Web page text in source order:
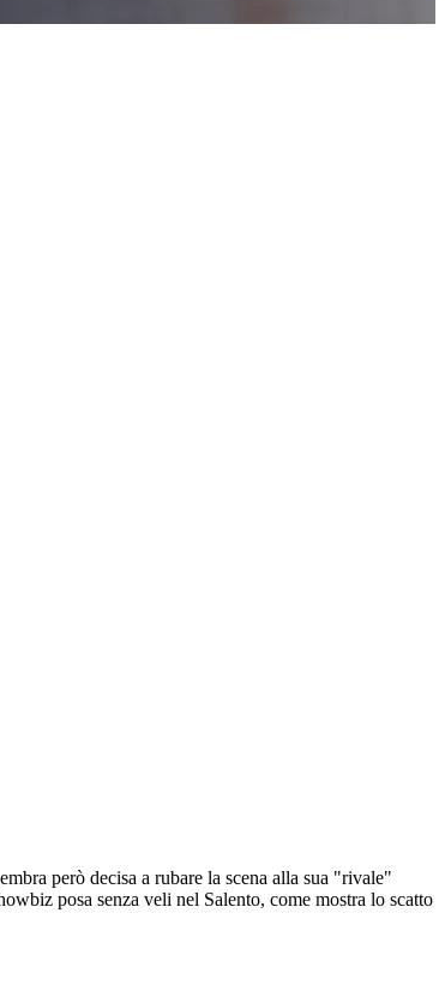
però decisa a rubare la scena alla sua "rivale"
posa senza veli nel Salento, come mostra lo scatto